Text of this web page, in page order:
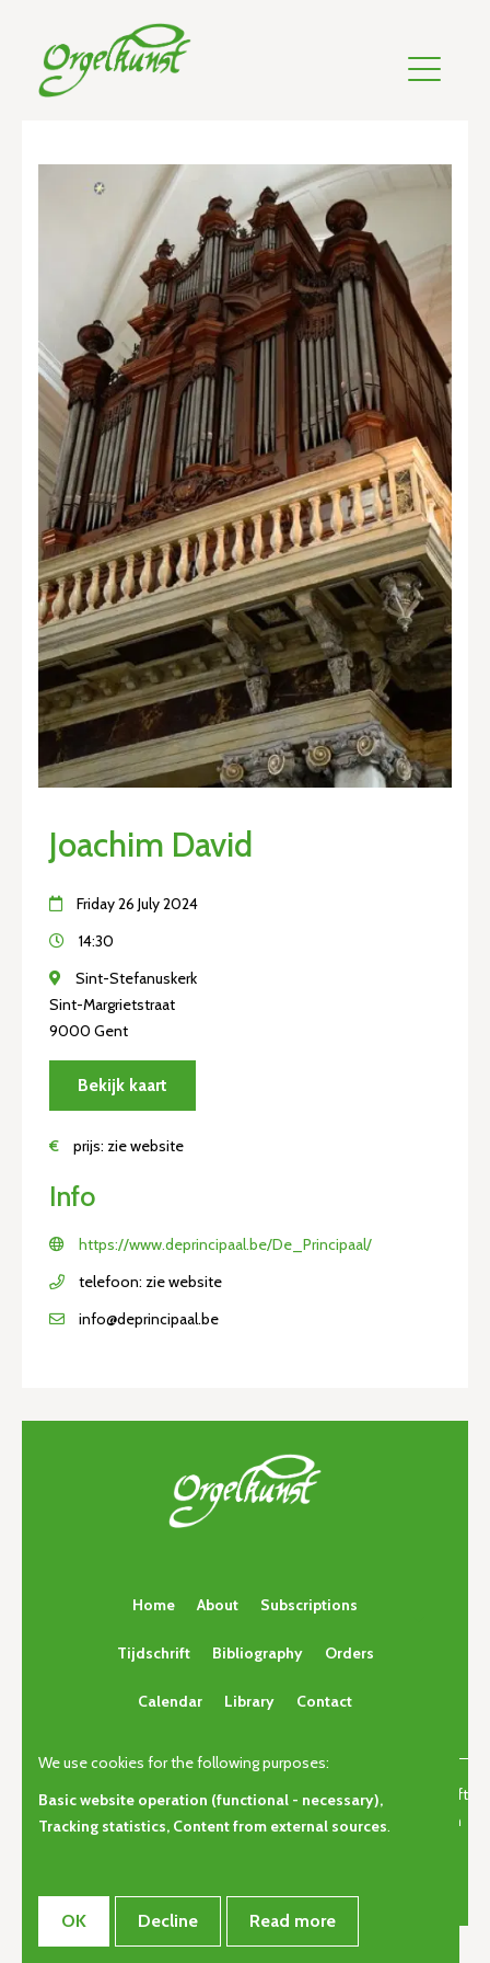
Joachim David
Friday 26 July 2024
14:30
Sint-Stefanuskerk
Sint-Margrietstraat
9000 Gent
Bekijk kaart
€ prijs: zie website
Info
https://www.deprincipaal.be/De_Principaal/
telefoon: zie website
info@deprincipaal.be
Home About Subscriptions
Tijdschrift Bibliography Orders
Calendar Library Contact
© Copyright 2026 | Orgelkunst | Vlaams cultureel-erfgoedtijdschrift
voor orgelcultuur van gisteren, vandaag en morgen. • Alle rechten
We use cookies for the following purposes:
Basic website operation (functional - necessary),
Tracking statistics, Content from external sources.
OK Decline Read more